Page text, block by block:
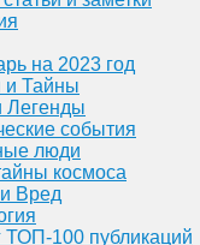
на 2023 год
и Тайны
события
люди
космоса
Вред
ТОП-100 публикаций